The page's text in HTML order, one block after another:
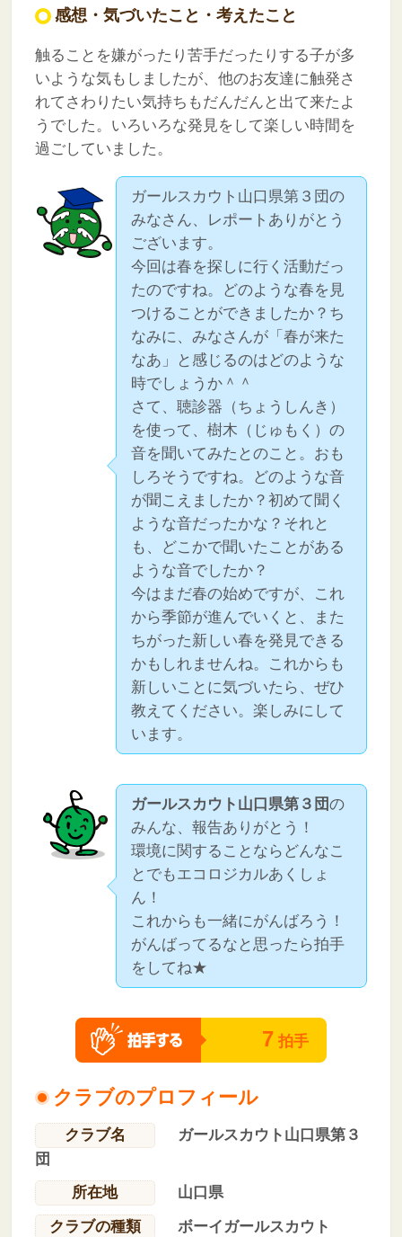
感想・気づいたこと・考えたこと
触ることを嫌がったり苦手だったりする子が多
いような気もしましたが、他のお友達に触発さ
れてさわりたい気持ちもだんだんと出て来たよ
うでした。いろいろな発見をして楽しい時間を
過ごしていました。
ガールスカウト山口県第３団の
みなさん、レポートありがとう
ございます。
今回は春を探しに行く活動だっ
たのですね。どのような春を見
つけることができましたか？ち
なみに、みなさんが「春が来た
なあ」と感じるのはどのような
時でしょうか＾＾
さて、聴診器（ちょうしんき）
を使って、樹木（じゅもく）の
音を聞いてみたとのこと。おも
しろそうですね。どのような音
が聞こえましたか？初めて聞く
ような音だったかな？それと
も、どこかで聞いたことがある
ような音でしたか？
今はまだ春の始めですが、これ
から季節が進んでいくと、また
ちがった新しい春を発見できる
かもしれませんね。これからも
新しいことに気づいたら、ぜひ
教えてください。楽しみにして
います。
ガールスカウト山口県第３団の
みんな、報告ありがとう！
環境に関することならどんなこ
とでもエコロジカルあくしょ
ん！
これからも一緒にがんばろう！
がんばってるなと思ったら拍手
をしてね★
7 拍手
クラブのプロフィール
クラブ名
ガールスカウト山口県第３
団
所在地
山口県
クラブの種類
ボーイガールスカウト